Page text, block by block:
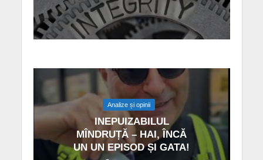
Analize și opinii
INEPUIZABILUL
MÎNDRUȚĂ – HAI, ÎNCĂ
UN UN EPISOD ȘI GATA!